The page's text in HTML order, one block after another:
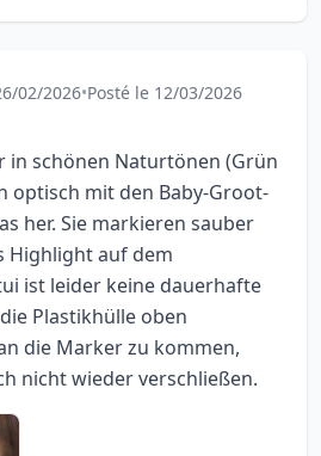
02/2026•Posté le 12/03/2026
in schönen Naturtönen (Grün
optisch mit den Baby-Groot-
her. Sie markieren sauber
Highlight auf dem
ist leider keine dauerhafte
Plastikhülle oben
die Marker zu kommen,
nicht wieder verschließen.